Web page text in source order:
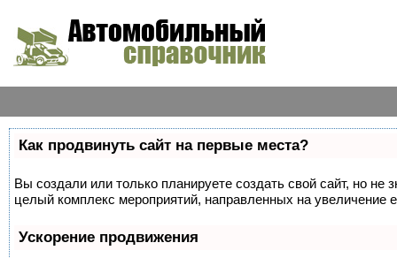
Как продвинуть сайт на первые места?
Вы создали или только планируете создать свой сайт, но не
целый комплекс мероприятий, направленных на увеличение
Ускорение продвижения